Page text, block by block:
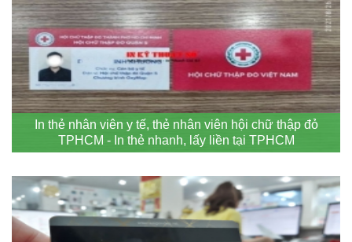
In thẻ nhân viên y tế, thẻ nhân viên hội chữ thập đỏ
TPHCM - In thẻ nhanh, lấy liền tại TPHCM